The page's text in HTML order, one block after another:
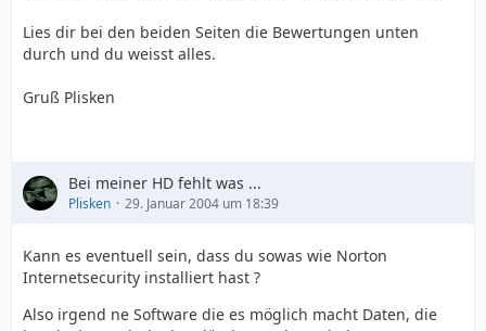
Lies dir bei den beiden Seiten die Bewertungen unten
durch und du weisst alles.
Gruß Plisken
Bei meiner HD fehlt was ...
Plisken 29. Januar 2004 um 18:39
Kann es eventuell sein, dass du sowas wie Norton
Internetsecurity installiert hast ?
Also irgend ne Software die es möglich macht Daten, die